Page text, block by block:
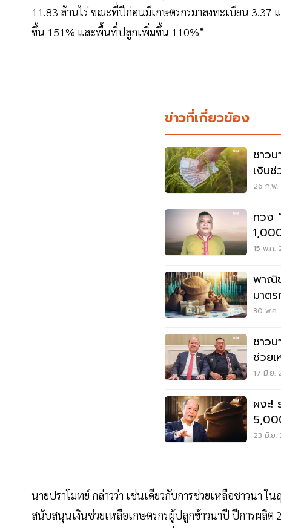
11.83 ล้านไร่ ขณะที่ปีก่อนมีเกษตรกรมาลงทะเบียน 3.37
ขึ้น 151% และพื้นที่ปลูกเพิ่มขึ้น 110%”
ข่าวที่เกี่ยวข้อง
ชาวน
เงินช่
10 ไร่
26 ก.พ.
ทวง
บาท
15 พ.ค.
พาณิช
มาต
30 พ.ค.
ชาวน
ช่วยเหลื
บาท
17 มิ.ย.
ผงะ! รา
23 มิ.ย.
นายปราโมทย์ กล่าวว่า เช่นเดียวกับการช่วยเหลือชาวนา
สนับสนุนเงินช่วยเหลือเกษตรกรผู้ปลูกข้าวนาปี ปีการผลิ